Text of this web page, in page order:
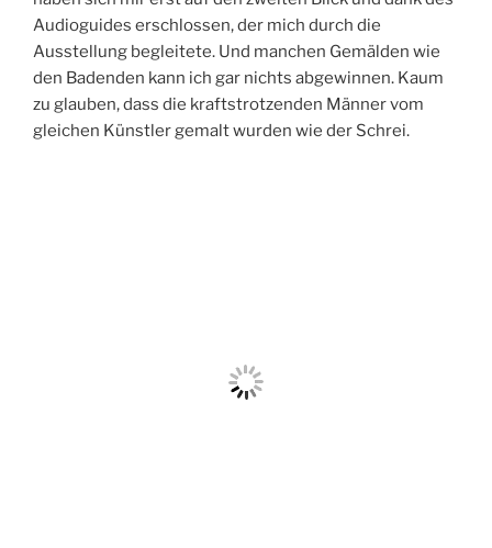
Audioguides erschlossen, der mich durch die
Ausstellung begleitete. Und manchen Gemälden wie
den Badenden kann ich gar nichts abgewinnen. Kaum
zu glauben, dass die kraftstrotzenden Männer vom
gleichen Künstler gemalt wurden wie der Schrei.